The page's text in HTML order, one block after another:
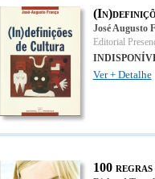
José Augusto
Editorial
Ver + Detalhe
100